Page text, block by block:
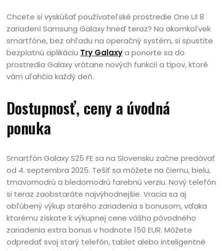
Chcete si vyskúšať používateľské prostredie One UI 8
zariadení Samsung Galaxy hneď teraz? Na akomkoľvek
smartfóne, bez ohľadu na operačný systém, si spustite
bezplatnú aplikáciu Try Galaxya ponorte sa do
prostredia Galaxy vrátane nových funkcií a tipov, ktoré
vám uľahčia každý deň.
Dostupnosť, ceny a úvodná
ponuka
Smartfón Galaxy S25 FE sa na Slovensku začne predávať
od 4. septembra 2025. Tešiť sa môžete na čiernu, bielu,
tmavomodrú a bledomodrú farebnú verziu. Nový telefón
si teraz zaobstaráte najvýhodnejšie. Vracia sa aj
obľúbený výkup starého zariadenia s bonusom, vďaka
ktorému získate k výkupnej cene vášho pôvodného
zariadenia extra bonus v hodnote 150 EUR. Môžete
odpredať svoj starý telefón, tablet alebo inteligentné